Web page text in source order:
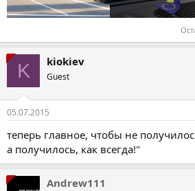
K kiokiev
Guest
05.07.2015
теперь главное, чтобы не
а получилось, как всегда!"
Andrew111